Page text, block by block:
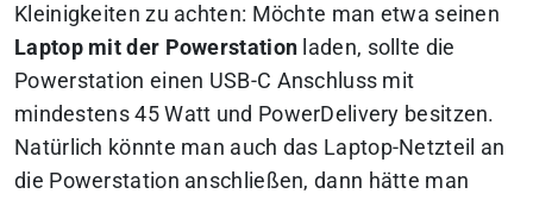
Kleinigkeiten zu achten: Möchte man etwa seinen
Laptop mit der Powerstation laden, sollte die
Powerstation einen USB-C Anschluss mit
mindestens 45 Watt und PowerDelivery besitzen.
Natürlich könnte man auch das Laptop-Netzteil an
die Powerstation anschließen, dann hätte man